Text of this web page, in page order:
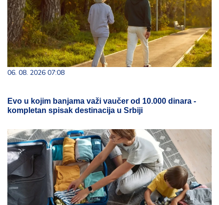
06. 08. 2026 07:08
Evo u kojim banjama važi vaučer od 10.000 dinara -
kompletan spisak destinacija u Srbiji